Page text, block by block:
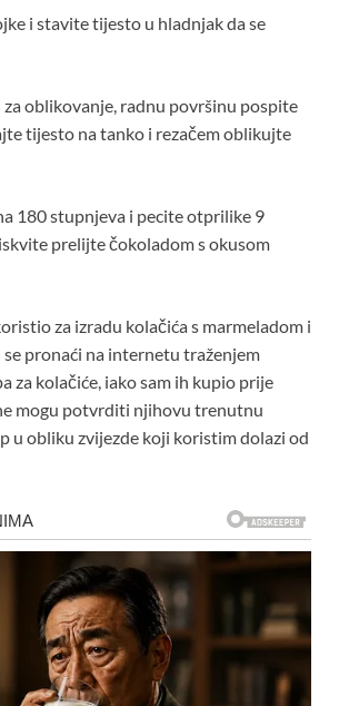
i stavite tijesto u hladnjak da se
za oblikovanje, radnu površinu pospite
tijesto na tanko i rezačem oblikujte
180 stupnjeva i pecite otprilike 9
prelijte čokoladom s okusom
za izradu kolačića s marmeladom i
pronaći na internetu traženjem
za kolačiće, iako sam ih kupio prije
mogu potvrditi njihovu trenutnu
u obliku zvijezde koji koristim dolazi od